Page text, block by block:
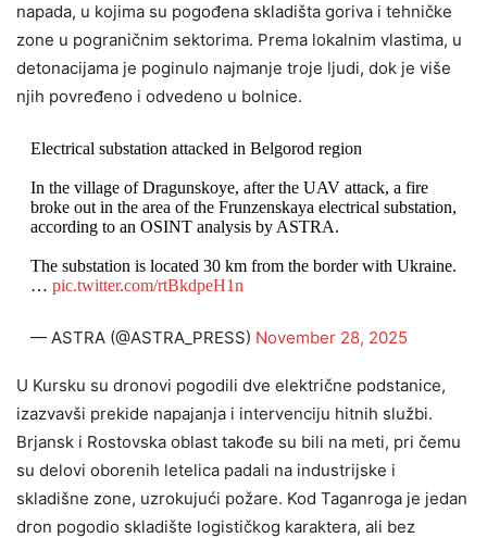
napada, u kojima su pogođena skladišta goriva i tehničke
zone u pograničnim sektorima. Prema lokalnim vlastima, u
detonacijama je poginulo najmanje troje ljudi, dok je više
njih povređeno i odvedeno u bolnice.
Electrical substation attacked in Belgorod region
In the village of Dragunskoye, after the UAV attack, a fire
broke out in the area of the Frunzenskaya electrical substation,
according to an OSINT analysis by ASTRA.
The substation is located 30 km from the border with Ukraine.
… pic.twitter.com/rtBkdpeH1n
— ASTRA (@ASTRA_PRESS) November 28, 2025
U Kursku su dronovi pogodili dve električne podstanice,
izazvavši prekide napajanja i intervenciju hitnih službi.
Brjansk i Rostovska oblast takođe su bili na meti, pri čemu
su delovi oborenih letelica padali na industrijske i
skladišne zone, uzrokujući požare. Kod Taganroga je jedan
dron pogodio skladište logističkog karaktera, ali bez